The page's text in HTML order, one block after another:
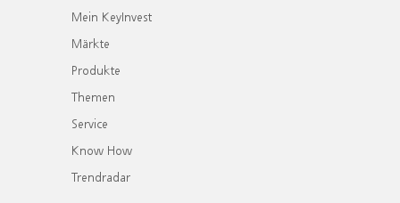
Mein KeyInvest
Märkte
Produkte
Themen
Service
Know How
Trendradar